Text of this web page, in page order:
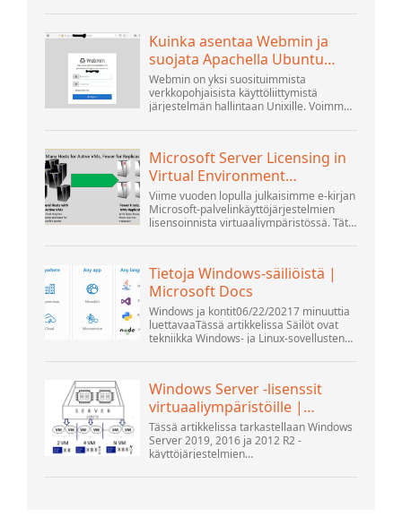
käyttäjätilin, Apachen, DNS:n ja
käyttäjäystävällinen...
Kuinka asentaa Webmin ja
suojata Apachella Ubuntu
18.04: ssä ...
Webmin on yksi suosituimmista
verkkopohjaisista käyttöliittymistä
järjestelmän hallintaan Unixille. Voimme
Webmin-moduuleilla. Suositut ja viralliset
Microsoft Server Licensing in
Virtual Environment
Tarkistettu
Viime vuoden lopulla julkaisimme e-kirjan
Microsoft-palvelinkäyttöjärjestelmien
lisensoinnista virtuaaliympäristössä. Tätä
Syrewiczen webinaari. Kohti...
Tietoja Windows-säiliöistä |
Microsoft Docs
Windows ja kontit06/22/20217 minuuttia
luettavaaTässä artikkelissa Säilöt ovat
tekniikka Windows- ja Linux-sovellusten
ympäristöissä paikan päällä ja...
Windows Server -lisenssit
virtuaaliympäristöille |
Windows...
Tässä artikkelissa tarkastellaan Windows
Server 2019, 2016 ja 2012 R2 -
käyttöjärjestelmien
uuden lisensointimallin näkökulmasta.